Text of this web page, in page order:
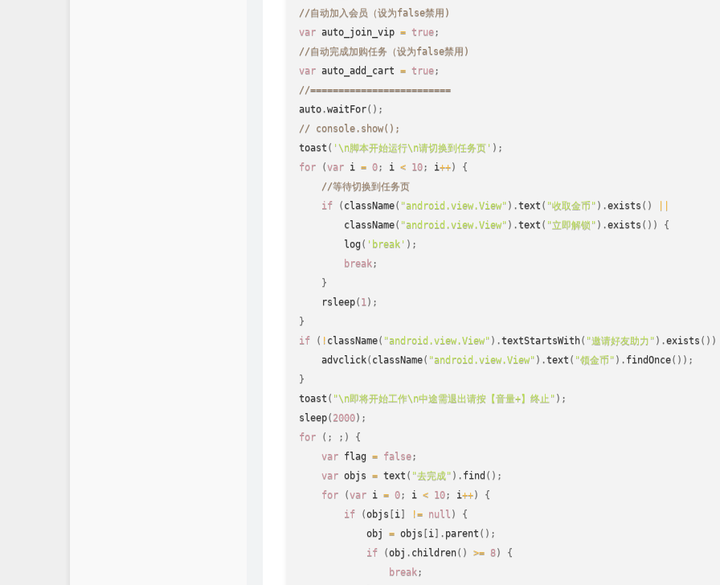
//自动加入会员（设为false禁用)
var auto_join_vip = true;
//自动完成加购任务（设为false禁用)
var auto_add_cart = true;
//=========================
auto.waitFor( ) ;
// console.show();
toast ( '\n脚本开始运行\n请切换到任务页' ) ;
for
( var i = 0; i < 10; i++)
{
//等待切换到任务页
if
( className( "android.view.View" ) .text ( "收取金币" ) .exists ( )
className( "android.view.View" ) .text ( "立即解锁" ) .exists ( ) )
{
log( 'break' ) ;
break;
}
rsleep( 1) ;
}
if
( ! className( "android.view.View" ) .textStartsWith( "邀请好友助力" ) .exists ( ) )
advclick( className( "android.view.View" ) .text ( "领金币" ) . findOnce( ) ) ;
}
toast ( "\n即将开始工作\n中途需退出请按【音量+】终止" ) ;
sleep( 2000) ;
for
( ; ; )
{
var flag = false;
var objs = text ( "去完成" ) . find ( ) ;
for
( var i = 0; i < 10; i++)
{
if
(objs [ i] != null )
{
            obj
= objs [ i] . parent ( ) ;
if
(obj . children( ) >= 8)
{
break;